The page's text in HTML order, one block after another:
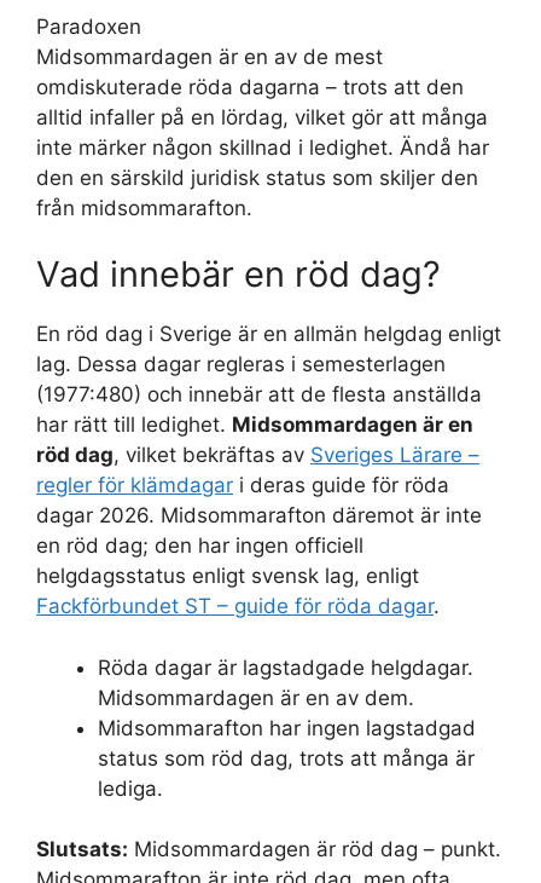
Paradoxen
Midsommardagen är en av de mest
omdiskuterade röda dagarna – trots att den
alltid infaller på en lördag, vilket gör att många
inte märker någon skillnad i ledighet. Ändå har
den en särskild juridisk status som skiljer den
från midsommarafton.
Vad innebär en röd dag?
En röd dag i Sverige är en allmän helgdag enligt
lag. Dessa dagar regleras i semesterlagen
(1977:480) och innebär att de flesta anställda
har rätt till ledighet. Midsommardagen är en
röd dag, vilket bekräftas av Sveriges Lärare –
regler för klämdagar i deras guide för röda
dagar 2026. Midsommarafton däremot är inte
en röd dag; den har ingen officiell
helgdagsstatus enligt svensk lag, enligt
Fackförbundet ST – guide för röda dagar.
Röda dagar är lagstadgade helgdagar.
Midsommardagen är en av dem.
Midsommarafton har ingen lagstadgad
status som röd dag, trots att många är
lediga.
Slutsats: Midsommardagen är röd dag – punkt.